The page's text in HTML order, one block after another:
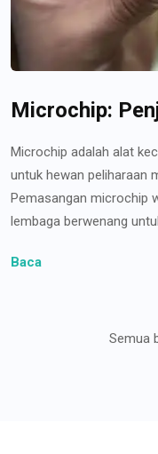
Microchip:
Microchip adalah alat
untuk hewan peliharaan
Pemasangan microchip
lembaga berwenang
Baca
Semua